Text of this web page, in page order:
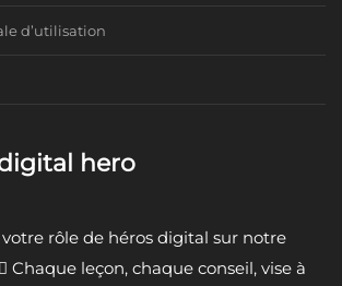
d’utilisation
hero
votre rôle de héros digital sur notre
Chaque leçon, chaque conseil, vise à